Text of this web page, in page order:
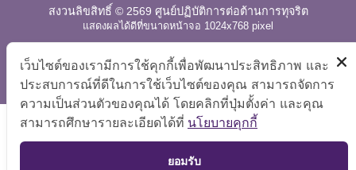
สงวนลิขสิทธิ์ © 2569 ศูนย์ปฏิบัติการต่อต้านการทุจริต
แสดงผลได้ดีที่ขนาดหน้าจอ 1024x768 pixel
แผนผังเว็บไซต์ คำถามที่พบบ่อย นโยบายเว็บไซต์
|
การปฏิเสธความรับผิด
TOP
เว็บไซต์ของเรามีการใช้คุกกี้เพื่อพัฒนาประสิทธิภาพ และ
ประสบการณ์ที่ดีในการใช้เว็บไซต์ของคุณ สามารถจัดการ
ความเป็นส่วนตัวของคุณได้ โดยคลิกที่ปุ่มตั้งค่า และคุณ
สามารถศึกษารายละเอียดได้ที่ นโยบายคุกกี้
ยอมรับ